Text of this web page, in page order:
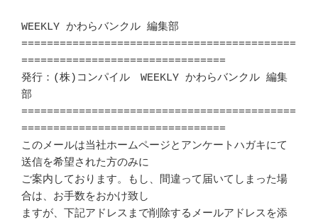
WEEKLY かわらバンクル 編集部
===========================================
================================
発行：(株)コンパイル　WEEKLY かわらバンクル 編集
部
===========================================
================================
このメールは当社ホームページとアンケートハガキにて
送信を希望された方のみに
ご案内しております。もし、間違って届いてしまった場
合は、お手数をおかけ致し
ますが、下記アドレスまで削除するメールアドレスを添